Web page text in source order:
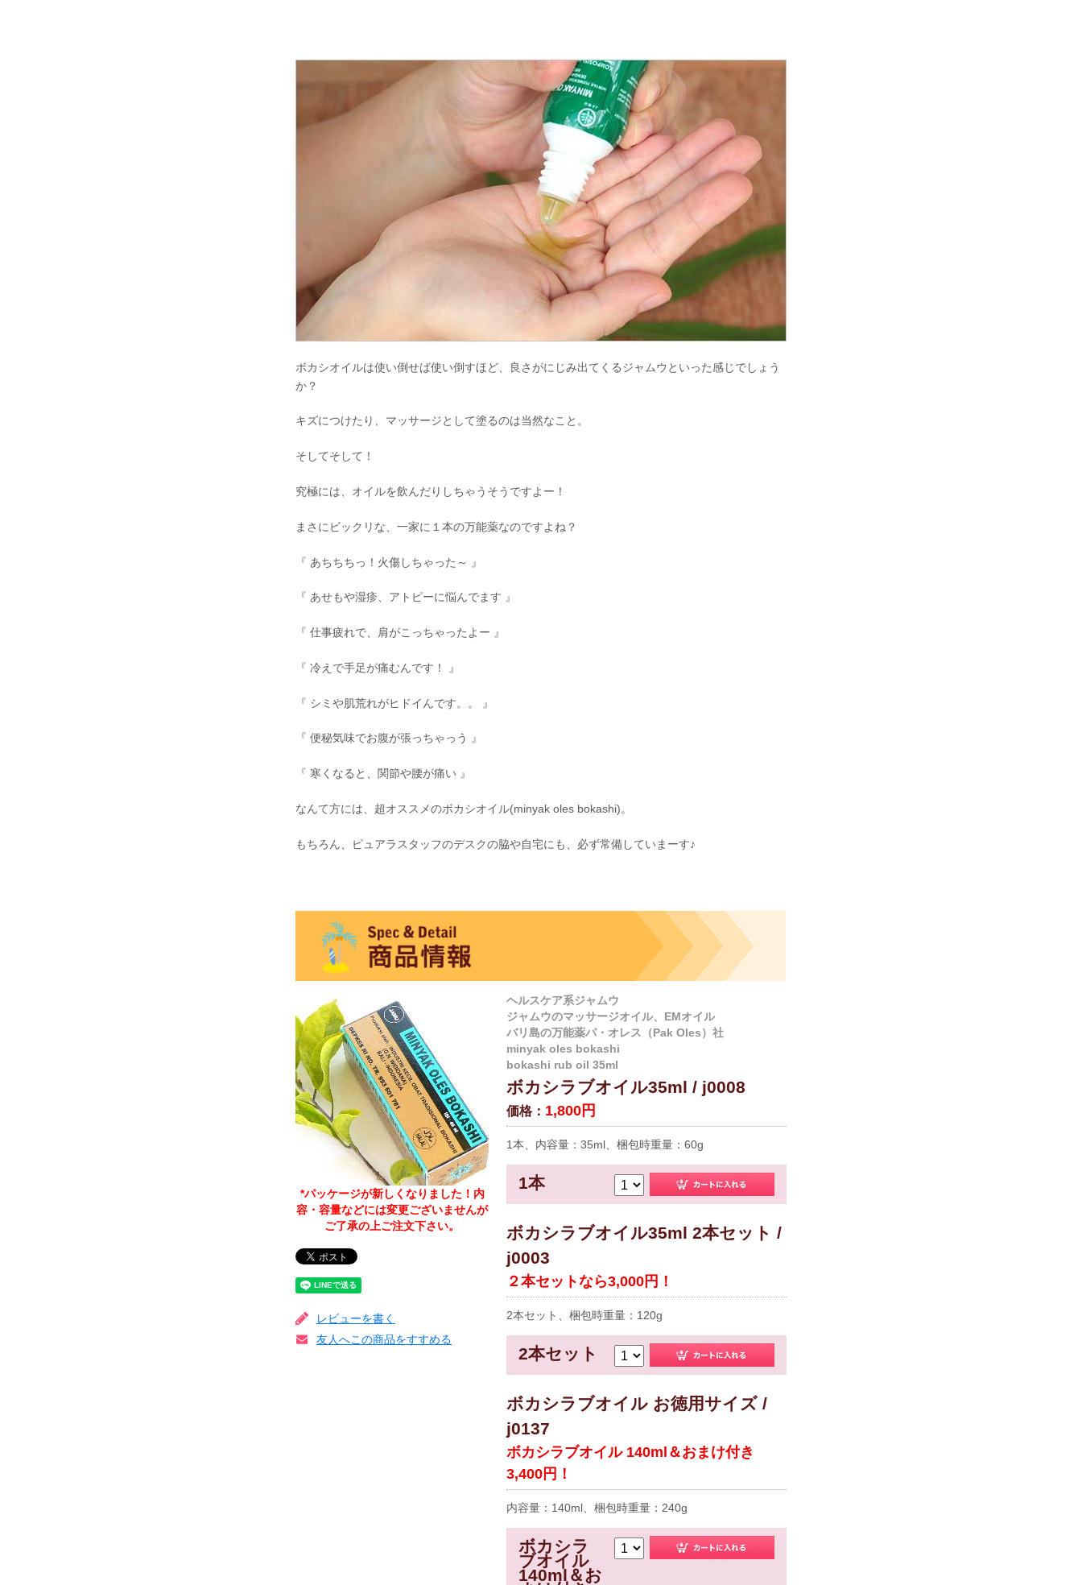
ボカシオイルは使い倒せば使い倒すほど、良さがにじみ出てくるジャムウといった感じでしょう
か？
キズにつけたり、マッサージとして塗るのは当然なこと。
そしてそして！
究極には、オイルを飲んだりしちゃうそうですよー！
まさにビックリな、一家に１本の万能薬なのですよね？
『 あちちちっ！火傷しちゃった～ 』
『 あせもや湿疹、アトピーに悩んでます 』
『 仕事疲れで、肩がこっちゃったよー 』
『 冷えで手足が痛むんです！ 』
『 シミや肌荒れがヒドイんです。。 』
『 便秘気味でお腹が張っちゃっう 』
『 寒くなると、関節や腰が痛い 』
なんて方には、超オススメのボカシオイル(minyak oles bokashi)。
もちろん、ピュアラスタッフのデスクの脇や自宅にも、必ず常備していまーす♪
*パッケージが新しくなりました！内
容・容量などには変更ございませんが
ご了承の上ご注文下さい。
ヘルスケア系ジャムウ
ジャムウのマッサージオイル、EMオイル
バリ島の万能薬パ・オレス（Pak Oles）社
minyak oles bokashi
bokashi rub oil 35ml
ボカシラブオイル35ml / j0008
価格： 1,800円
1本、内容量：35ml、梱包時重量：60g
1本
ボカシラブオイル35ml 2本セット /
j0003
２本セットなら3,000円！
2本セット、梱包時重量：120g
2本セット
ボカシラブオイル お徳用サイズ /
j0137
ボカシラブオイル 140ml＆おまけ付き
3,400円！
内容量：140ml、梱包時重量：240g
ボカシラ
ブオイル
140ml＆お
レビューを書く
友人へこの商品をすすめる